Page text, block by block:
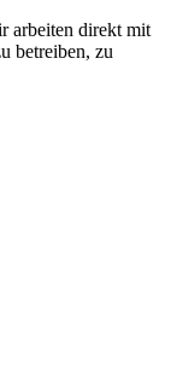
arbeiten direkt mit
betreiben, zu